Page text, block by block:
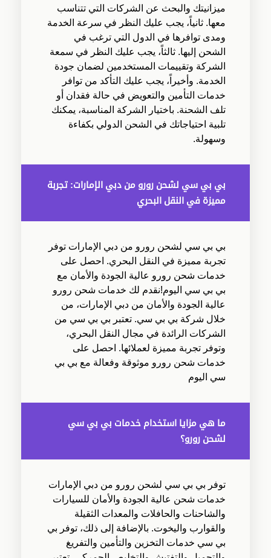
ميزانيتك والبحث عن الشركات التي تتناسب
معها. ثانياً، يجب عليك النظر في سرعة الخدمة
ومدى توافرها في الدول التي ترغب في
الشحن إليها. ثالثاً، يجب عليك النظر في سمعة
الشركة وتقييمات المستخدمين لضمان جودة
الخدمة. وأخيراً، يجب عليك التأكد من توافر
خدمات التأمين والتعويض في حالة فقدان أو
تلف الشحنة. باختيار الشركة المناسبة، يمكنك
تلبية احتياجاتك في الشحن الدولي بكفاءة
وسهولة.
بي بي سي لشحن رورو من دبي الإمارات: تجربة
مميزة في النقل البحري
بي بي سي لشحن رورو من دبي الإمارات توفر
تجربة مميزة في النقل البحري. احصل على
خدمات شحن رورو عالية الجودة والأمان مع
بي بي سي اليوم!نقدم لك خدمات شحن رورو
عالية الجودة والأمان من دبي الإمارات، من
خلال شركة بي بي سي. تعتبر بي بي سي من
الشركات الرائدة في مجال النقل البحري،
وتوفر تجربة مميزة لعملائها. احصل على
خدمات شحن رورو موثوقة وفعالة مع بي بي
سي اليوم
ما هي مزايا استخدام خدمات بي بي سي
لشحن رورو؟
توفر بي بي سي لشحن رورو من دبي الإمارات
خدمات شحن عالية الجودة والأمان للسيارات
والشاحنات والحافلات والمعدات الثقيلة
والقوارب واليخوت. بالإضافة إلى ذلك، توفر بي
بي سي خدمات التخزين والتأمين والتفريغ